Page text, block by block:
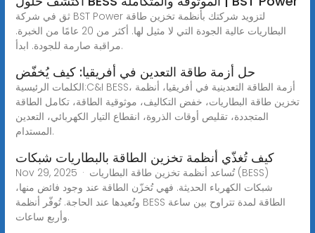
ثق في شركة BST Power لتزويد شركتك بأنظمة تخزين طاقة
البطاريات عالية الجودة التي لا مثيل لها. أكثر من 20 عامًا من الخبرة.
مراقبة صارمة للجودة. ابدأ.
حل أزمة طاقة التعدين في أفريقيا: كيف يُخفّض
الكلمات الرئيسية:C&I BESS، أزمة الطاقة التعدينية في أفريقيا، أنظمة
تخزين طاقة البطاريات، خفض التكاليف، موثوقية الطاقة، تكامل الطاقة
المتجددة، تقليص أوقات الذروة، انقطاع التيار الكهربائي، التعدين
المستدام.
كيف تُغذّي أنظمة تخزين الطاقة بالبطاريات شبكات
Nov 29, 2025 · تُساعد أنظمة تخزين طاقة البطاريات (BESS)
شبكات الكهرباء الحديثة. فهي تُخزّن الطاقة عند وجود فائض منها،
وتُعيدها عند الحاجة. تُوفّر أنظمة BESS الطاقة لمدة تتراوح بين ساعة
وأربع ساعات.